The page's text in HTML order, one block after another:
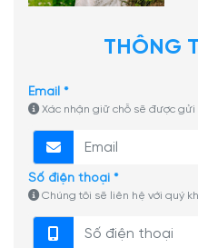
THÔNG
Email *
Xác nhận giữ chỗ sẽ được gửi
Số điện thoại *
Chúng tôi sẽ liên hệ với quý